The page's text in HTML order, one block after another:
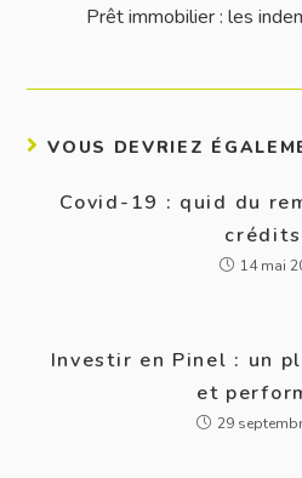
Prêt immobilier : les
VOUS DEVRIEZ
Covid-19 : quid du
crédits
14 mai
Investir en Pinel : un
et
29